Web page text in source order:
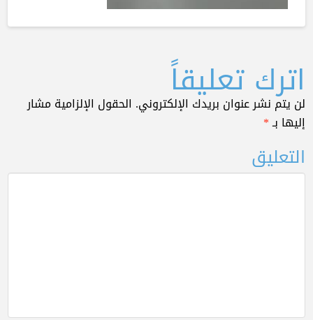
اترك تعليقاً
لن يتم نشر عنوان بريدك الإلكتروني. الحقول الإلزامية مشار
إليها بـ*
التعليق